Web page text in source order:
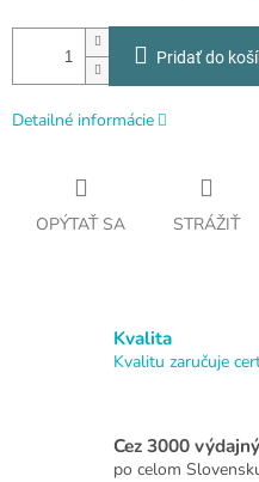
Pridať do
Detailné informácie
OPÝTAŤ SA STRÁŽIŤ
Kvalita
Kvalitu zaručuje
Cez 3000
po celom